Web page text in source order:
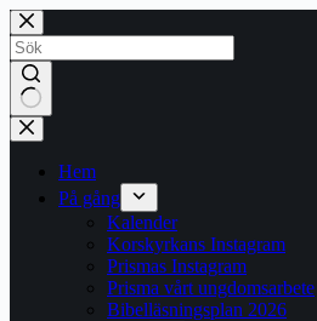
Hoppa
till
innehåll
Inga
resultat
Hem
På gång
Kalender
Korskyrkans Instagram
Prismas Instagram
Prisma vårt ungdomsarbete
Bibelläsningsplan 2026